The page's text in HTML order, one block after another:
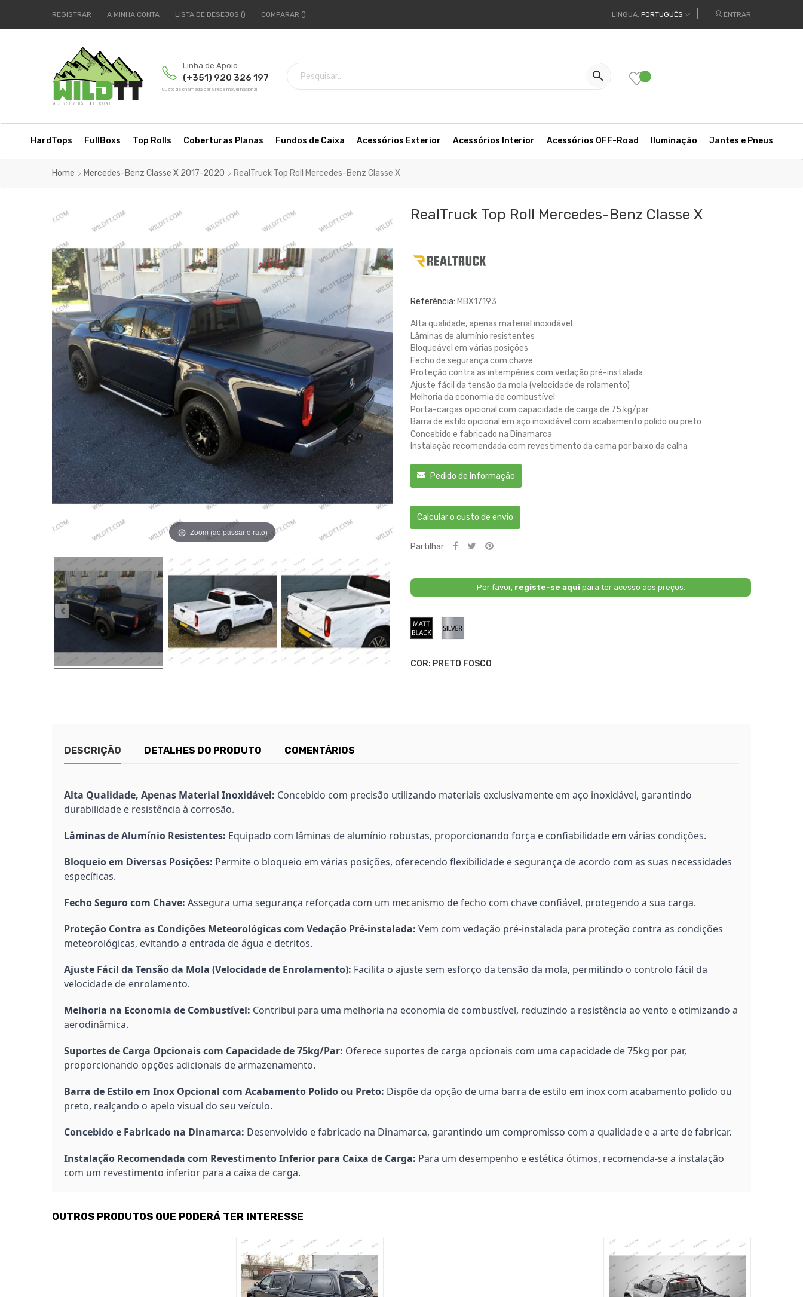
REGISTRAR A MINHA CONTA LISTA DE DESEJOS COMPARAR LÍNGUA: PORTUGUÊS ENTRAR
Linha de Apoio:
(+351) 920 326 197
Custo de chamada para rede móvel nacional

HardTops FullBoxs Top Rolls Coberturas Planas Fundos de Caixa Acessórios Exterior Acessórios Interior Acessórios OFF-Road Iluminação Jantes e Pneus
Home Mercedes-Benz Classe X 2017-2020 RealTruck Top Roll Mercedes-Benz Classe X
Zoom (ao passar o rato)
RealTruck Top Roll Mercedes-Benz Classe X
Referência: MBX17193
Alta qualidade, apenas material inoxidável
Lâminas de alumínio resistentes
Bloqueável em várias posições
Fecho de segurança com chave
Proteção contra as intempéries com vedação pré-instalada
Ajuste fácil da tensão da mola (velocidade de rolamento)
Melhoria da economia de combustível
Porta-cargas opcional com capacidade de carga de 75 kg/par
Barra de estilo opcional em aço inoxidável com acabamento polido ou preto
Concebido e fabricado na Dinamarca
Instalação recomendada com revestimento da cama por baixo da calha
Pedido de Informação
Calcular o custo de envio
Partilhar
Por favor, registe-se aquipara ter acesso aos preços.
COR: PRETO FOSCO
Fosco
DESCRIÇÃO DETALHES DO PRODUTO COMENTÁRIOS
Alta Qualidade, Apenas Material Inoxidável: Concebido com precisão utilizando materiais exclusivamente em aço inoxidável, garantindo
durabilidade e resistência à corrosão.
Lâminas de Alumínio Resistentes: Equipado com lâminas de alumínio robustas, proporcionando força e confiabilidade em várias condições.
Bloqueio em Diversas Posições: Permite o bloqueio em várias posições, oferecendo flexibilidade e segurança de acordo com as suas necessidades
específicas.
Fecho Seguro com Chave: Assegura uma segurança reforçada com um mecanismo de fecho com chave confiável, protegendo a sua carga.
Proteção Contra as Condições Meteorológicas com Vedação Pré-instalada: Vem com vedação pré-instalada para proteção contra as condições
meteorológicas, evitando a entrada de água e detritos.
Ajuste Fácil da Tensão da Mola (Velocidade de Enrolamento): Facilita o ajuste sem esforço da tensão da mola, permitindo o controlo fácil da
velocidade de enrolamento.
Melhoria na Economia de Combustível: Contribui para uma melhoria na economia de combustível, reduzindo a resistência ao vento e otimizando a
aerodinâmica.
Suportes de Carga Opcionais com Capacidade de 75kg/Par: Oferece suportes de carga opcionais com uma capacidade de 75kg por par,
proporcionando opções adicionais de armazenamento.
Barra de Estilo em Inox Opcional com Acabamento Polido ou Preto: Dispõe da opção de uma barra de estilo em inox com acabamento polido ou
preto, realçando o apelo visual do seu veículo.
Concebido e Fabricado na Dinamarca: Desenvolvido e fabricado na Dinamarca, garantindo um compromisso com a qualidade e a arte de fabricar.
Instalação Recomendada com Revestimento Inferior para Caixa de Carga: Para um desempenho e estética ótimos, recomenda-se a instalação
com um revestimento inferior para a caixa de carga.
OUTROS PRODUTOS QUE PODERÁ TER INTERESSE